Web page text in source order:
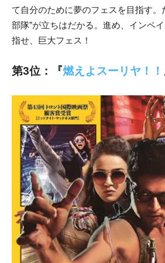
て自分のために夢のフェスを目指す。
部隊”が立ちはだかる。進め、インペ
指せ、巨大フェス！
第3位：『燃えよスーリヤ！！